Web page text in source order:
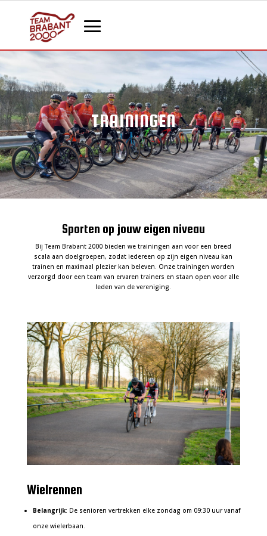
TRAININGEN
Sporten op jouw eigen niveau
Bij Team Brabant 2000 bieden we trainingen aan voor een breed
scala aan doelgroepen, zodat iedereen op zijn eigen niveau kan
trainen en maximaal plezier kan beleven. Onze trainingen worden
verzorgd door een team van ervaren trainers en staan open voor alle
leden van de vereniging.
Wielrennen
Belangrijk: De senioren vertrekken elke zondag om 09:30 uur vanaf
onze wielerbaan.